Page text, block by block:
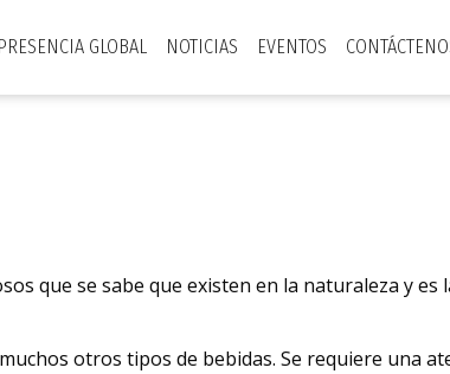
PRESENCIA GLOBAL NOTICIAS EVENTOS
que se sabe que existen en la naturaleza y es
otros tipos de bebidas. Se requiere una